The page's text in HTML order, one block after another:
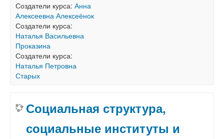
Создатели курса: Анна
Алексеевна Алексеёнок
Создатели курса:
Наталья Васильевна
Проказина
Создатели курса:
Наталья Петровна
Старых
Социальная структура,
социальные институты и